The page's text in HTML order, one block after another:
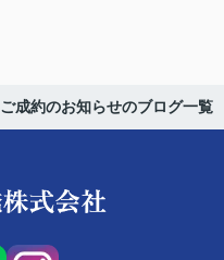
ご成約のお知らせのブログ一覧